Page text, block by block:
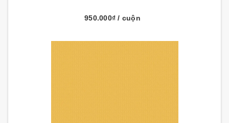
950.000₫/ cuộn